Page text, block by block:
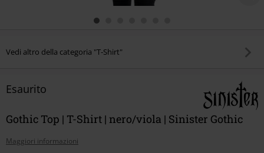
Vedi altro della categoria "T-Shirt"
Esaurito
Gothic Top | T-Shirt | nero/viola | Sinister Gothic
Maggiori informazioni